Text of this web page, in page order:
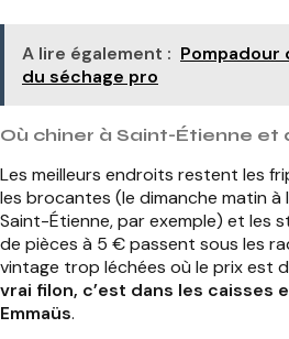
A lire également :
du séchage pro
Où chiner à Saint-Étienne et
Les meilleurs endroits restent les
les brocantes (le dimanche matin à
Saint-Étienne, par exemple) et les
de pièces à 5 € passent sous les
vintage trop léchées où le prix est
vrai filon, c’est dans les caisses
Emmaüs.